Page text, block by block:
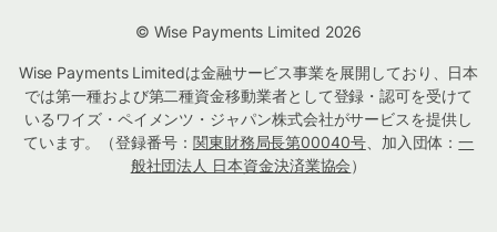
© Wise Payments Limited 2026
Wise Payments Limitedは金融サービス事業を展開しており、日本
では第一種および第二種資金移動業者として登録・認可を受けて
いるワイズ・ペイメンツ・ジャパン株式会社がサービスを提供し
ています。（登録番号： 関東財務局長第00040号、加入団体：一
般社団法人 日本資金決済業協会）